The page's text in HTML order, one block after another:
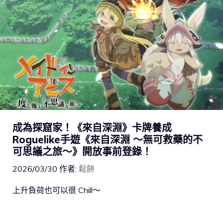
成為探窟家！《來自深淵》卡牌養成
Roguelike手遊《來自深淵 ～無可救藥的不
可思議之旅～》開放事前登錄！
2026/03/30 作者: 鬆餅
上升負荷也可以很 Chill～